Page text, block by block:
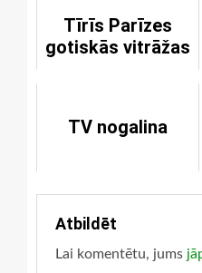
Tīrīs Parīzes
gotiskās vitrāžas
TV nogalina
Atbildēt
Lai komentētu, jums